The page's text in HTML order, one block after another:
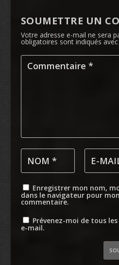
SOUMETTRE UN
Votre adresse e-mail ne sera
obligatoires sont indiqués avec
Enregistrer mon nom,
dans le navigateur pour
commentaire.
Prévenez-moi de tous
e-mail.